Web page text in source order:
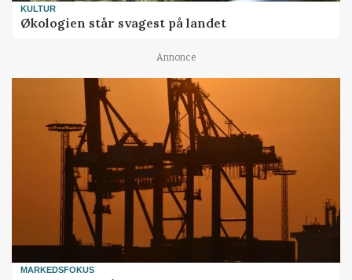
KULTUR
Økologien står svagest på landet
Annonce
MARKEDSFOKUS